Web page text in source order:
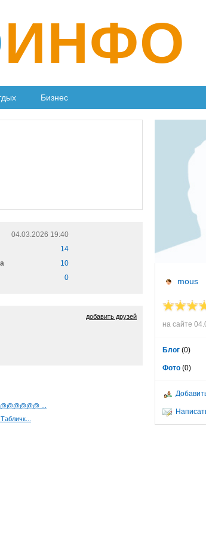
ИНФО
Бизнес
04.03.2026 19:40
14
10
0
добавить друзей
...
mous
на сайте
Блог (0)
Фото (0)